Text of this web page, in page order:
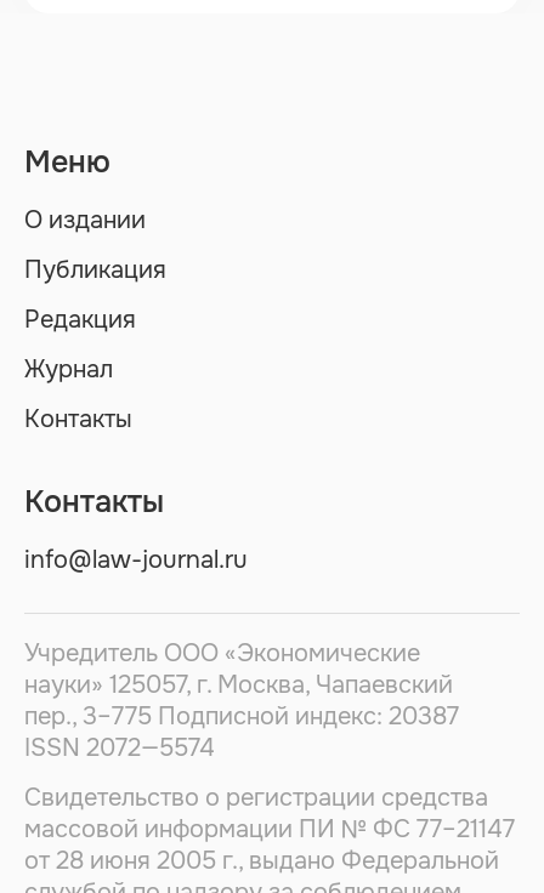
Меню
О издании
Публикация
Редакция
Журнал
Контакты
Контакты
info@law-journal.ru
Учредитель ООО «Экономические
науки» 125057, г. Москва, Чапаевский
пер., 3–775 Подписной индекс: 20387
ISSN 2072—5574
Свидетельство о регистрации средства
массовой информации ПИ № ФС 77–21147
от 28 июня 2005 г., выдано Федеральной